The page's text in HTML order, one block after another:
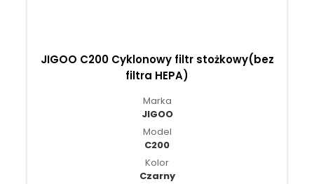
JIGOO C200 Cyklonowy filtr stożkowy(bez
filtra HEPA)
Marka
JIGOO
Model
C200
Kolor
Czarny